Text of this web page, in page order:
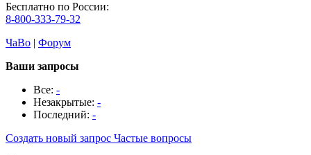
Бесплатно по России:
8-800-333-79-32
ЧаВо | Форум
Ваши запросы
Все: -
Незакрытые: -
Последний: -
Создать новый запрос Частые вопросы